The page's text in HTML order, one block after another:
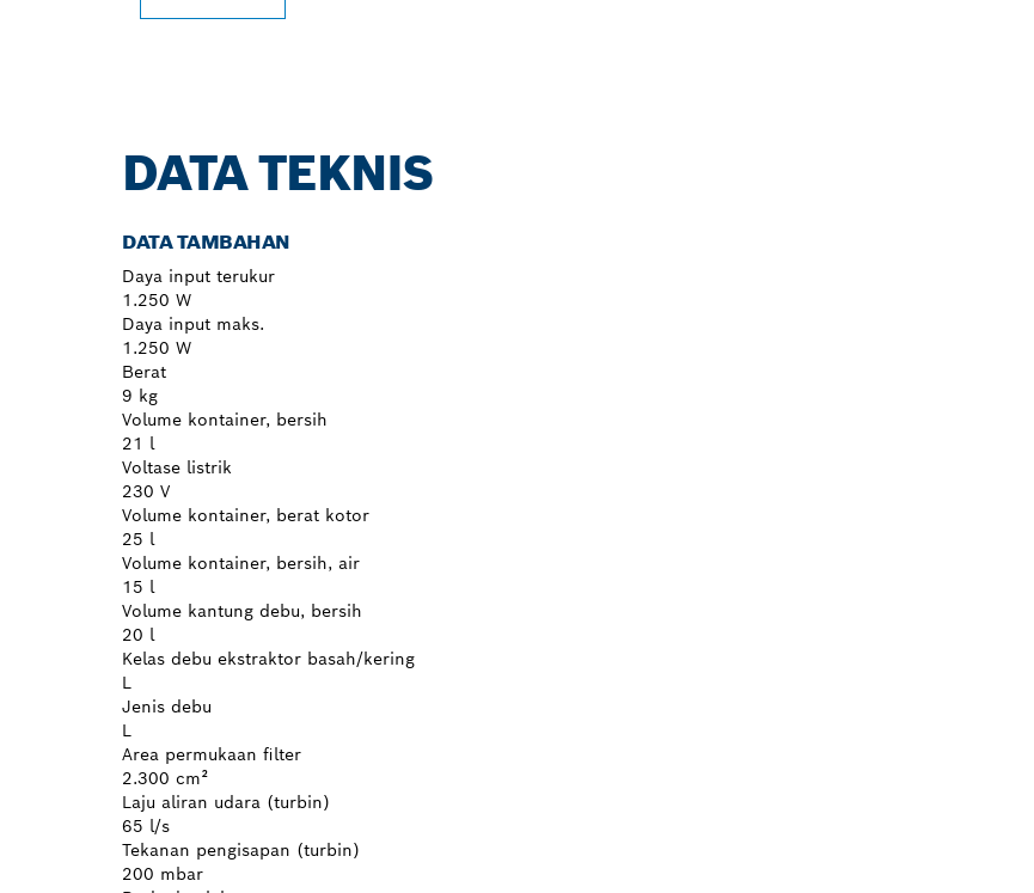
DATA TEKNIS
DATA TAMBAHAN
Daya input terukur
1.250 W
Daya input maks.
1.250 W
Berat
9 kg
Volume kontainer, bersih
21 l
Voltase listrik
230 V
Volume kontainer, berat kotor
25 l
Volume kontainer, bersih, air
15 l
Volume kantung debu, bersih
20 l
Kelas debu ekstraktor basah/kering
L
Jenis debu
L
Area permukaan filter
2.300 cm²
Laju aliran udara (turbin)
65 l/s
Tekanan pengisapan (turbin)
200 mbar